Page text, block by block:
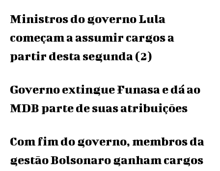
Ministros do governo Lula
começam a assumir cargos a
partir desta segunda (2)
Governo extingue Funasa e dá ao
MDB parte de suas atribuições
Com fim do governo, membros da
gestão Bolsonaro ganham cargos